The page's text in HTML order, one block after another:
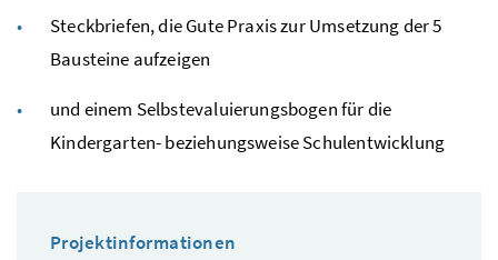
Steckbriefen, die Gute Praxis zur Umsetzung der 5
Bausteine aufzeigen
und einem Selbstevaluierungsbogen für die
Kindergarten- beziehungsweise Schulentwicklung
Projektinformationen